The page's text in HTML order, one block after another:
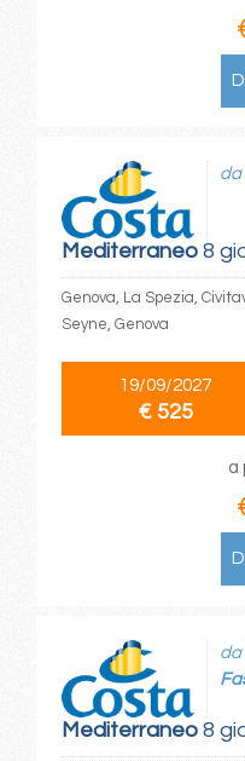
Mediterraneo8
da
Genova, La Spezia,
Seyne, Genova
19/09/2027
€ 525
a
Mediterraneo8
da